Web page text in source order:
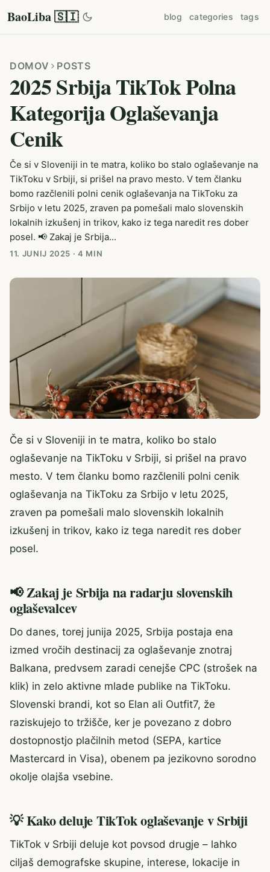
BaoLiba 🇸🇮 blog categories tags
DOMOV POSTS
2025 Srbija TikTok Polna
Kategorija Oglaševanja
Cenik
Če si v Sloveniji in te matra, koliko bo stalo oglaševanje na
TikToku v Srbiji, si prišel na pravo mesto. V tem članku
bomo razčlenili polni cenik oglaševanja na TikToku za
Srbijo v letu 2025, zraven pa pomešali malo slovenskih
lokalnih izkušenj in trikov, kako iz tega naredit res dober
posel. 📢 Zakaj je Srbija...
11. JUNIJ 2025 ·4 MIN
Če si v Sloveniji in te matra, koliko bo stalo
oglaševanje na TikToku v Srbiji, si prišel na pravo
mesto. V tem članku bomo razčlenili polni cenik
oglaševanja na TikToku za Srbijo v letu 2025,
zraven pa pomešali malo slovenskih lokalnih
izkušenj in trikov, kako iz tega naredit res dober
posel.
📢 Zakaj je Srbija na radarju slovenskih
oglaševalcev
Do danes, torej junija 2025, Srbija postaja ena
izmed vročih destinacij za oglaševanje znotraj
Balkana, predvsem zaradi cenejše CPC (strošek na
klik) in zelo aktivne mlade publike na TikToku.
Slovenski brandi, kot so Elan ali Outfit7, že
raziskujejo to tržišče, ker je povezano z dobro
dostopnostjo plačilnih metod (SEPA, kartice
Mastercard in Visa), obenem pa jezikovno sorodno
okolje olajša vsebine.
💡 Kako deluje TikTok oglaševanje v Srbiji
TikTok v Srbiji deluje kot povsod drugje – lahko
ciljaš demografske skupine, interese, lokacije in